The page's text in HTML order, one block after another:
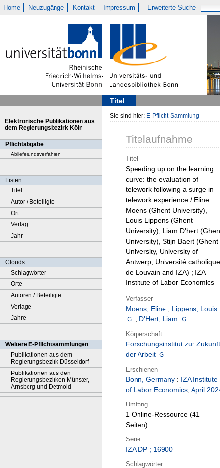
Home Neuzugänge Kontakt Impressum Erweiterte Suche
Titel
Elektronische Publikationen aus
dem Regierungsbezirk Köln
Pflichtabgabe
Ablieferungsverfahren
Listen
Titel
Autor / Beteiligte
Ort
Verlag
Jahr
Clouds
Schlagwörter
Orte
Autoren / Beteiligte
Verlage
Jahre
Weitere E-Pflichtsammlungen
Publikationen aus dem
Regierungsbezirk Düsseldorf
Publikationen aus den
Regierungsbezirken Münster,
Arnsberg und Detmold
Sie sind hier: E-Pflicht-Sammlung
Titelaufnahme
Titel
Speeding up on the learning
curve: the evaluation of
telework following a surge in
telework experience / Eline
Moens (Ghent University),
Louis Lippens (Ghent
University), Liam D'hert
University), Stijn Baert (Ghent
University, University of
Antwerp, Université catholique
de Louvain and IZA) ; IZA
Institute of Labor Economics
Verfasser
Moens, Eline ; Lippens, Louis
; D'Hert, Liam
Körperschaft
Forschungsinstitut zur Zukunft
der Arbeit
Erschienen
Bonn, Germany : IZA Institute
of Labor Economics, April
Umfang
1 Online-Ressource (41
Seiten)
Serie
IZA DP ; 16900
Schlagwörter